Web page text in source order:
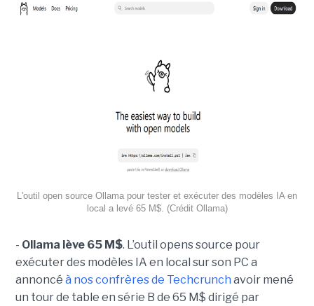
L'outil open source Ollama pour tester et exécuter des modèles IA en
local a levé 65 M$. (Crédit Ollama)
- Ollama lève 65 M$. L’outil opens source pour
exécuter des modèles IA en local sur son PC a
annoncé à nos confrères de Techcrunch avoir mené
un tour de table en série B de 65 M$ dirigé par